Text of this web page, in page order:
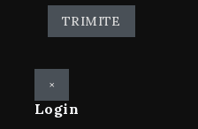
×
Login